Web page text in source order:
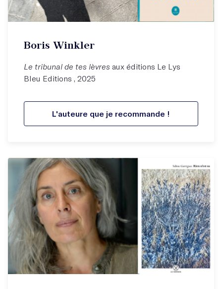
Boris Winkler
Le tribunal de tes lèvres aux éditions Le Lys
Bleu Editions , 2025
L'auteure que je recommande !